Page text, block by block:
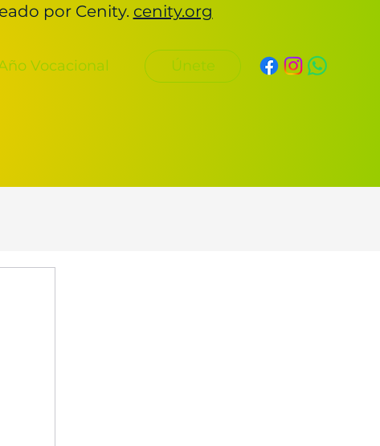
por Cenity. cenity.org
Vocacional Únete